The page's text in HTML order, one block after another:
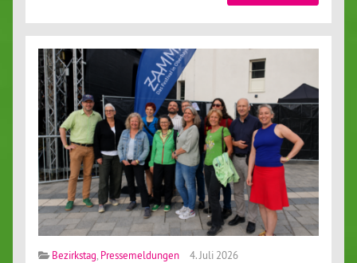
Bezirkstag, Pressemeldungen 4. Juli 2026